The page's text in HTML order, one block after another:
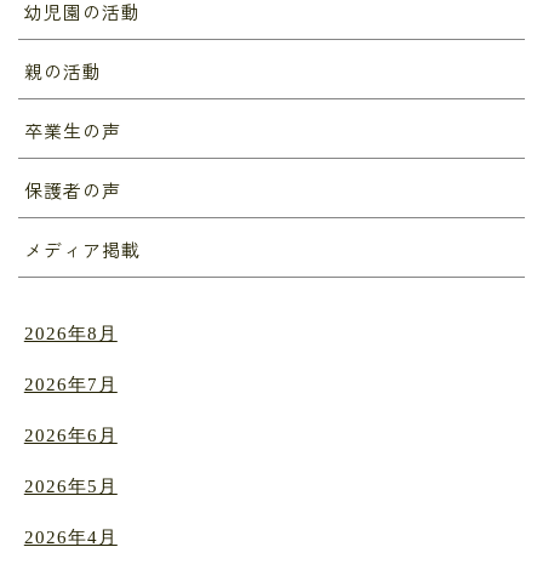
幼児園の活動
親の活動
卒業生の声
保護者の声
メディア掲載
2026年8月
2026年7月
2026年6月
2026年5月
2026年4月